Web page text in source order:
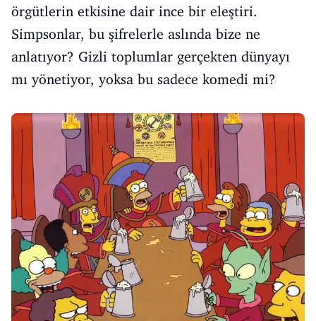
örgütlerin etkisine dair ince bir eleştiri.
Simpsonlar, bu şifrelerle aslında bize ne
anlatıyor? Gizli toplumlar gerçekten dünyayı
mı yönetiyor, yoksa bu sadece komedi mi?